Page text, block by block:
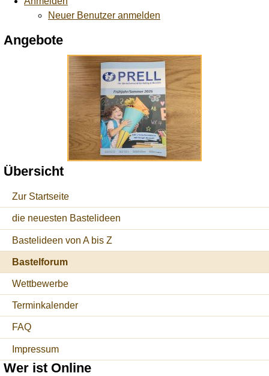
Neuer Benutzer anmelden
Angebote
Übersicht
Zur Startseite
die neuesten Bastelideen
Bastelideen von A bis Z
Bastelforum
Wettbewerbe
Terminkalender
FAQ
Impressum
Wer ist Online